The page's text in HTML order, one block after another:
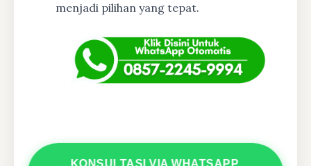
menjadi pilihan yang tepat.
KONSULTASI VIA WHATSAPP